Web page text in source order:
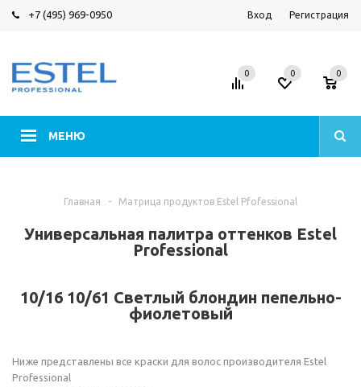
+7 (495) 969-0950 Вход Регистрация
МЕНЮ
0 0 0
Главная - Матрица продуктов Estel Pfofessional
Универсальная палитра оттенков Estel
Professional
10/16 10/61 Светлый блондин пепельно-
фиолетовый
Ниже представлены все краски для волос производителя Estel
Professional